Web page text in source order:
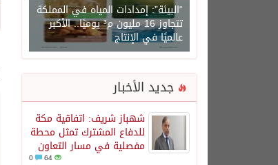
“البيئة”: إمدادات المياه في المملكة
تتجاوز 16 مليون م³ يوميًا.. الأكبر
عالميًا في الإنتاج
جديد الأخبار
شهباز شريف: اتفاقية مكة
للدفاع المشترك تمثل محطة
مفصلية في مسار التعاون
64